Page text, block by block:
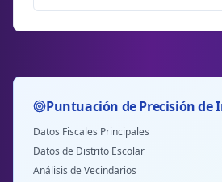
Puntuación de Precisión de
Datos Fiscales Principales
Datos de Distrito Escolar
Análisis de Vecindarios